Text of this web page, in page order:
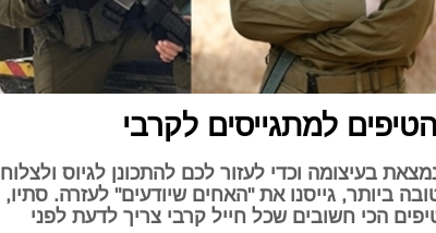
למתגייסים לקרבי
בעיצומה וכדי לעזור לכם להתכונן לגיוס ולצלוח
ביותר, גייסנו את "האחים שיודעים" לעזרה. סתיו,
הכי חשובים שכל חייל קרבי צריך לדעת לפני